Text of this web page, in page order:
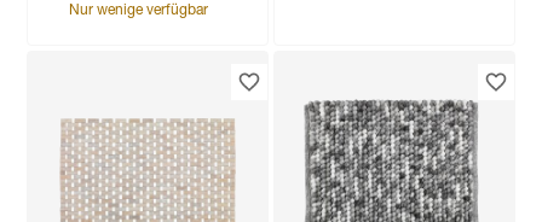
Nur wenige verfügbar